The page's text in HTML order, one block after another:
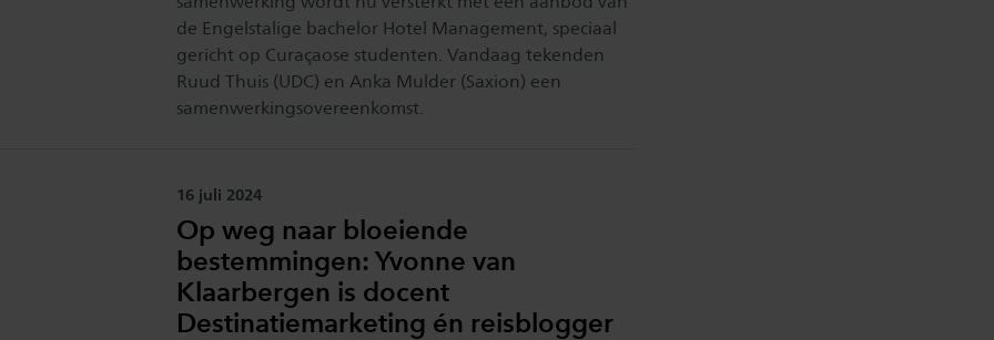
de Engelstalige bachelor Hotel Management, speciaal
gericht op Curaçaose studenten. Vandaag tekenden
Ruud Thuis (UDC) en Anka Mulder (Saxion) een
samenwerkingsovereenkomst.
Publicatiedatum:
16 juli 2024
Op weg naar bloeiende
bestemmingen: Yvonne van
Klaarbergen is docent
Destinatiemarketing én reisblogger